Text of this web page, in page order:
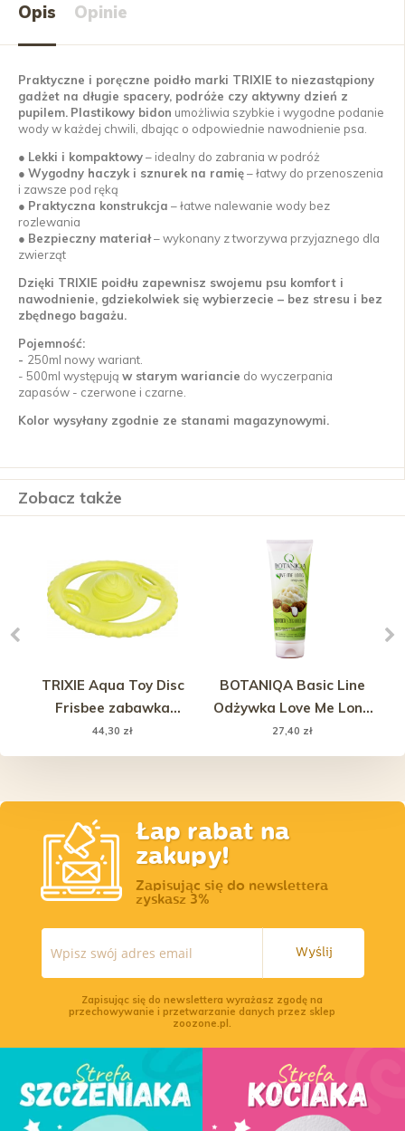
Opis Opinie
Praktyczne i poręczne poidło marki TRIXIE to niezastąpiony
gadżet na długie spacery, podróże czy aktywny dzień z
pupilem. Plastikowy bidon umożliwia szybkie i wygodne podanie
wody w każdej chwili, dbając o odpowiednie nawodnienie psa.
● Lekki i kompaktowy– idealny do zabrania w podróż
● Wygodny haczyk i sznurek na ramię– łatwy do przenoszenia
i zawsze pod ręką
● Praktyczna konstrukcja – łatwe nalewanie wody bez
rozlewania
● Bezpieczny materiał– wykonany z tworzywa przyjaznego dla
zwierząt
Dzięki TRIXIE poidłu zapewnisz swojemu psu komfort i
nawodnienie, gdziekolwiek się wybierzecie – bez stresu i bez
zbędnego bagażu.
Pojemność:
- 250ml nowy wariant.
- 500ml występują w starym wariancie do wyczerpania
zapasów - czerwone i czarne.
Kolor wysyłany zgodnie ze stanami magazynowymi.
Zobacz także
TRIXIE Aqua Toy Disc
Frisbee zabawka
pływająca dla psa TPR ø
20 cm - żółty
44,30 zł
BOTANIQA Basic Line
Odżywka Love Me Long
250ml
27,40 zł
Łap rabat na
zakupy!
Zapisując się do newslettera
zyskasz 3%
Wyślij
Zapisując się do newslettera wyrażasz zgodę na
przechowywanie i przetwarzanie danych przez sklep
zoozone.pl.